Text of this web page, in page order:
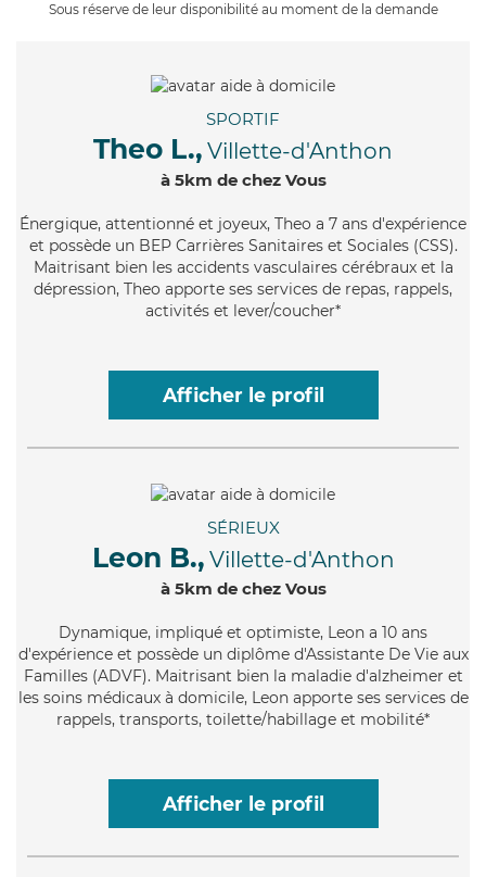
Sous réserve de leur disponibilité au moment de la demande
SPORTIF
Theo L., Villette-d'Anthon
à 5km de chez Vous
Énergique, attentionné et joyeux, Theo a 7 ans d'expérience
et possède un BEP Carrières Sanitaires et Sociales (CSS).
Maitrisant bien les accidents vasculaires cérébraux et la
dépression, Theo apporte ses services de repas, rappels,
activités et lever/coucher*
Afficher le profil
SÉRIEUX
Leon B., Villette-d'Anthon
à 5km de chez Vous
Dynamique, impliqué et optimiste, Leon a 10 ans
d'expérience et possède un diplôme d'Assistante De Vie aux
Familles (ADVF). Maitrisant bien la maladie d'alzheimer et
les soins médicaux à domicile, Leon apporte ses services de
rappels, transports, toilette/habillage et mobilité*
Afficher le profil